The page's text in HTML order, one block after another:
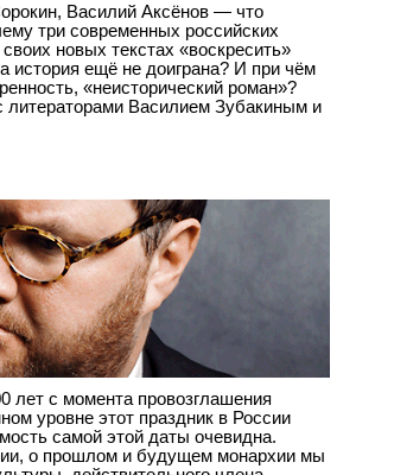
Василий Аксёнов — что
три современных российских
новых текстах «воскресить»
история ещё не доиграна? И при чём
«неисторический роман»?
литераторами Василием Зубакиным и
лет с момента провозглашения
уровне этот праздник в России
самой этой даты очевидна.
о прошлом и будущем монархии мы